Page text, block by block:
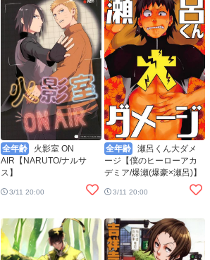
全年齢
AIR【NARUTO/ナルサ
ス】
3/11 20:00
全年齢
ージ【僕のヒーローアカ
デミア/爆瀬(爆豪×瀬呂)】
3/11 20:00